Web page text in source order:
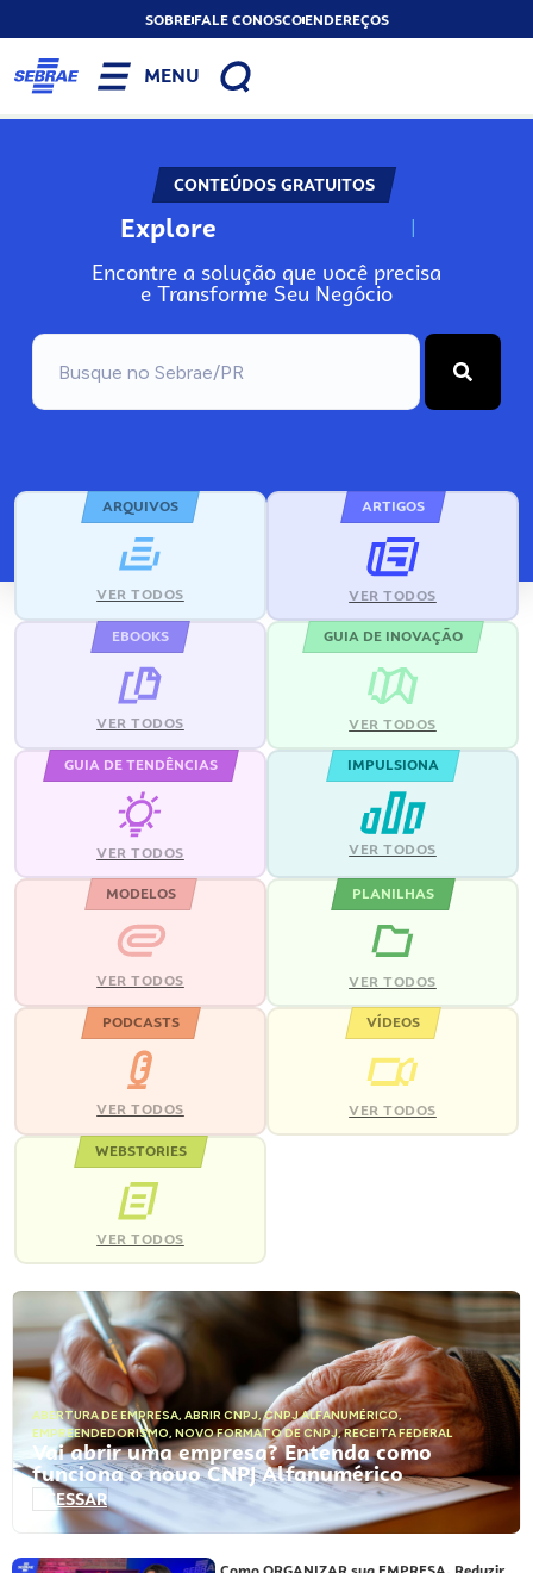
SOBREFALE CONOSCOENDEREÇOS
MENU
CONTEÚDOS GRATUITOS
Explore N
Encontre a solução que você precisa
e Transforme Seu Negócio
ARQUIVOS
VER TODOS
ARTIGOS
VER TODOS
EBOOKS
VER TODOS
GUIA DE INOVAÇÃO
VER TODOS
GUIA DE TENDÊNCIAS
VER TODOS
IMPULSIONA
VER TODOS
MODELOS
VER TODOS
PLANILHAS
VER TODOS
PODCASTS
VER TODOS
VÍDEOS
VER TODOS
WEBSTORIES
VER TODOS
ABERTURA DE EMPRESA, ABRIR CNPJ,CNPJ ALFANUMÉRICO,
EMPREENDEDORISMO, NOVO FORMATO DE CNPJ,RECEITA FEDERAL
Vai abrir uma empresa? Entenda como
funciona o novo CNPJ Alfanumérico
ACESSAR